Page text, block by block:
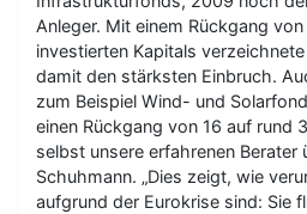
Anleger. Mit einem Rückgang
investierten Kapitals
damit den stärksten Einbruch.
zum Beispiel Wind- und
einen Rückgang von 16 auf rund
selbst unsere erfahrenen Berater
Schuhmann. „Dies zeigt, wie
aufgrund der Eurokrise sind: Sie